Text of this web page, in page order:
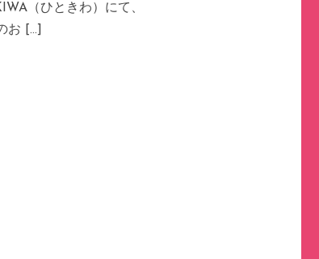
（ひときわ）にて、
お […]